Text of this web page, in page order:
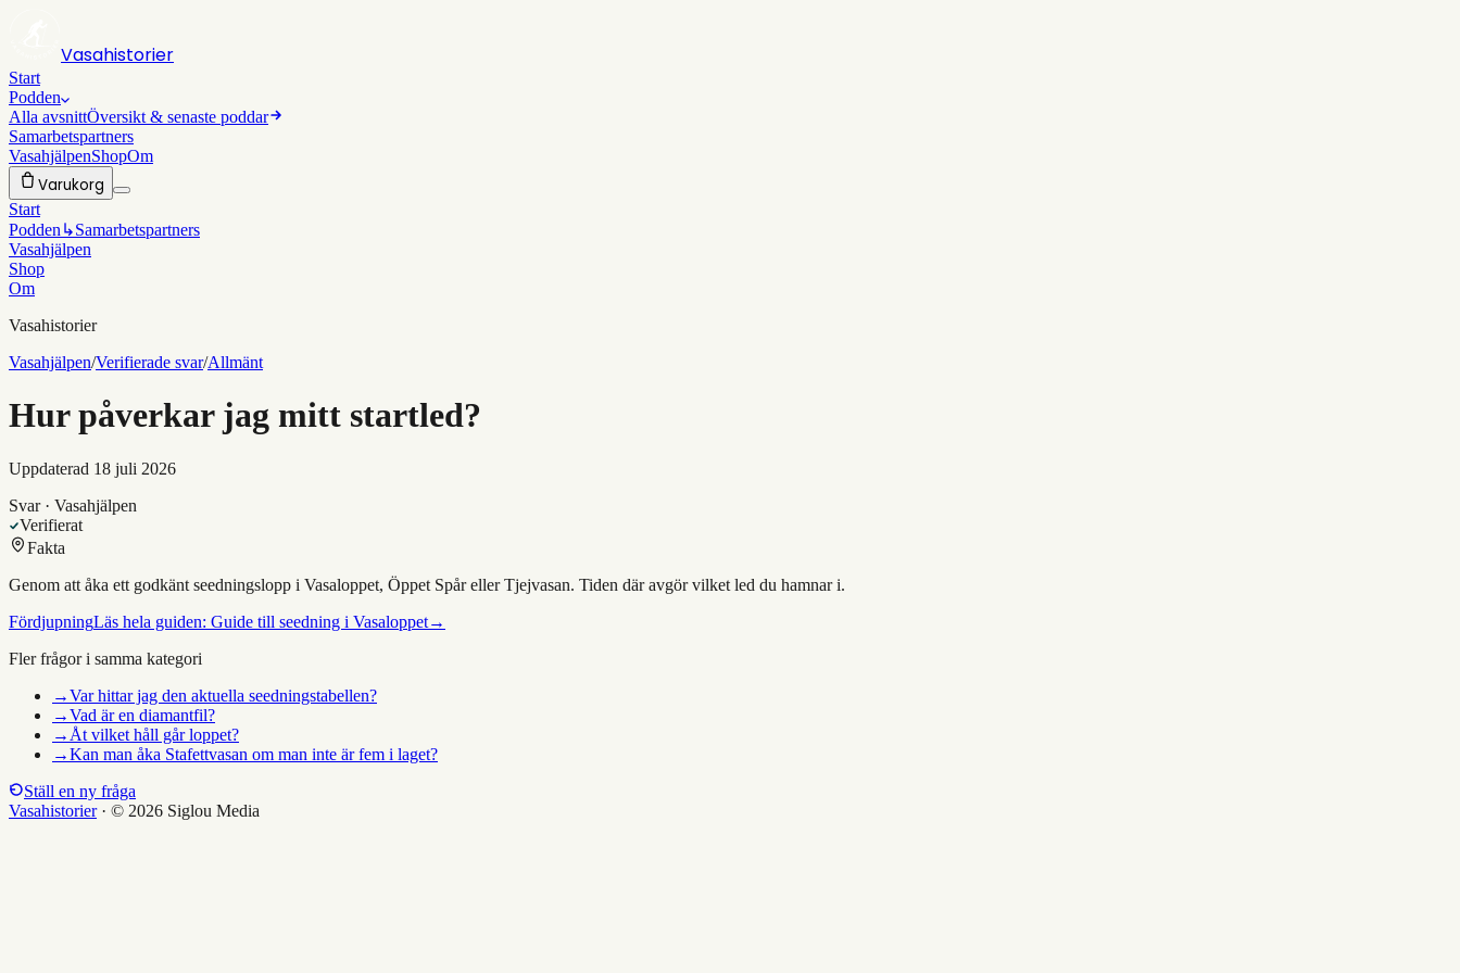
Vasahistorier
Start
Podden
Alla avsnittÖversikt & senaste poddar
Samarbetspartners
VasahjälpenShopOm
Varukorg
Start
Podden ↳Samarbetspartners
Vasahjälpen
Shop
Om
Vasahistorier
Vasahjälpen/Verifierade svar/Allmänt
Hur påverkar jag mitt startled?
Uppdaterad 18 juli 2026
Svar · Vasahjälpen
Verifierat
Fakta
Genom att åka ett godkänt seedningslopp i Vasaloppet, Öppet Spår eller Tjejvasan. Tiden där avgör vilket led du hamnar i.
FördjupningLäs hela guiden: Guide till seedning i Vasaloppet→
Fler frågor i samma kategori
→Var hittar jag den aktuella seedningstabellen?
→Vad är en diamantfil?
→ Åt vilket håll går loppet?
→Kan man åka Stafettvasan om man inte är fem i laget?
Ställ en ny fråga
Vasahistorier· © 2026 Siglou Media